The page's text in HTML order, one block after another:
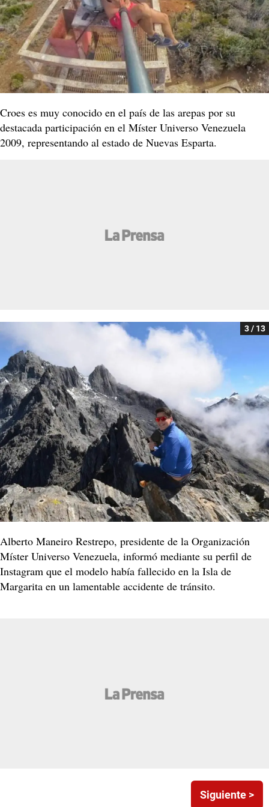
Croes es muy conocido en el país de las arepas por su
destacada participación en el Míster Universo Venezuela
2009, representando al estado de Nuevas Esparta.
3 / 13
Alberto Maneiro Restrepo, presidente de la Organización
Míster Universo Venezuela, informó mediante su perfil de
Instagram que el modelo había fallecido en la Isla de
Margarita en un lamentable accidente de tránsito.
Siguiente >